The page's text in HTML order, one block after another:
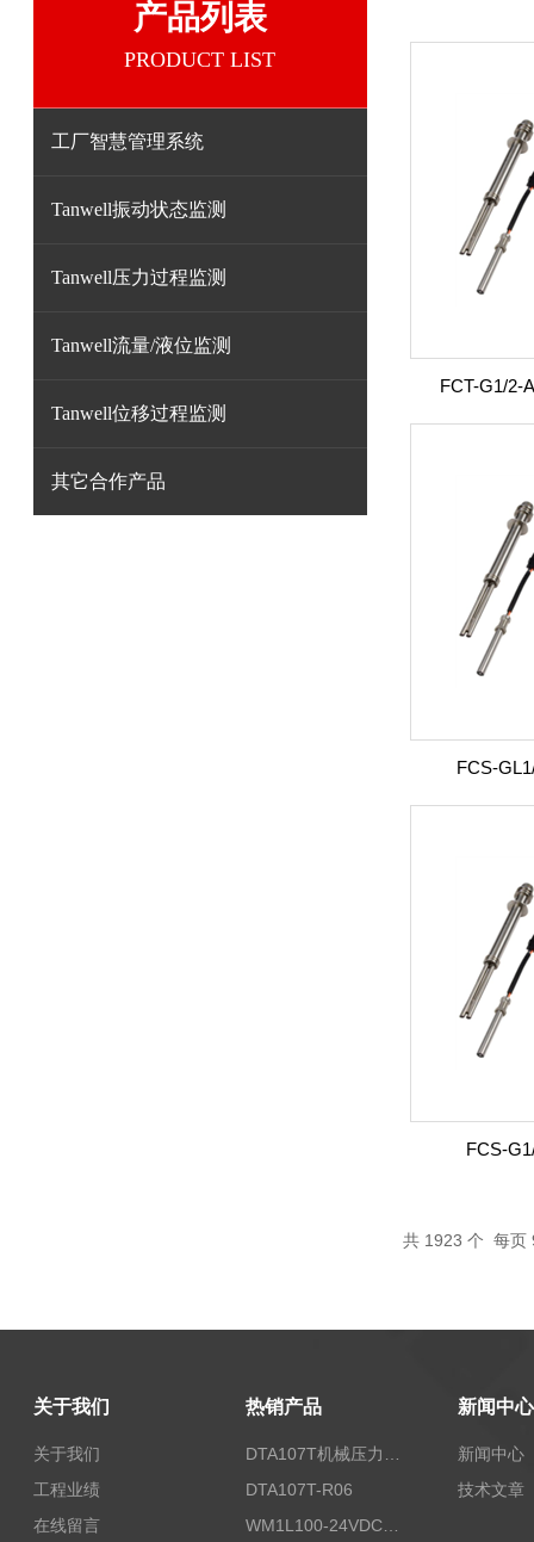
产品列表
PRODUCT LIST
工厂智慧管理系统
Tanwell振动状态监测
Tanwell压力过程监测
Tanwell流量/液位监测
Tanwell位移过程监测
其它合作产品
FCT-G1/2-
FCS-
FCS-
共 1923 个 每
关于我们
关于我们
工程业绩
在线留言
热销产品
DTA107T-R06
WM1L100-24VDC/T5X
新闻中心
新闻中心
技术文章